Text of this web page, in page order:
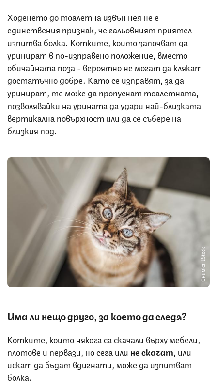
Ходенето до тоалетна извън нея не е
единствения признак, че гальовният приятел
изпитва болка. Котките, които започват да
уринират в по-изправено положение, вместо
обичайната поза - вероятно не могат да клякат
достатъчно добре. Като се изправят, за да
уринират, те може да пропуснат тоалетната,
позволявайки на урината да удари най-близката
вертикална повърхност или да се събере на
близкия под.
Снимка: IStock
Има ли нещо друго, за което да следя?
Котките, които някога са скачали върху мебели,
плотове и первази, но сега или не скачат , или
искат да бъдат вдигнати, може да изпитват
болка.